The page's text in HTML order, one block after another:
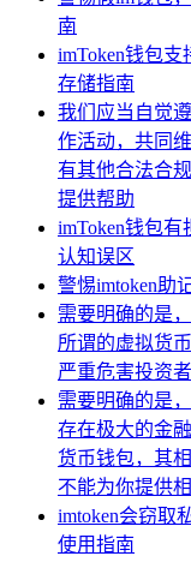
南
imToken钱包支
存储指南
我们应当自觉
作活动，共同
有其他合法合
提供帮助
imToken钱包
认知误区
警惕imtoken助
需要明确的是
所谓的虚拟货
严重危害投资
需要明确的是
存在极大的金
货币钱包，其
不能为你提供
imtoken会窃取
使用指南